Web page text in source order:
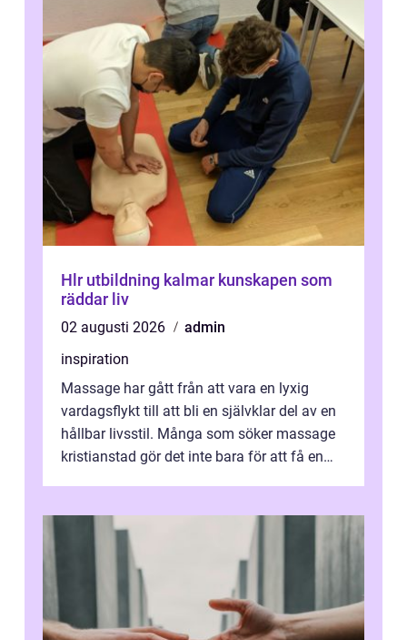
Hlr utbildning kalmar kunskapen som
räddar liv
02 augusti 2026
admin
inspiration
Massage har gått från att vara en lyxig
vardagsflykt till att bli en självklar del av en
hållbar livsstil. Många som söker massage
kristianstad gör det inte bara för att få en